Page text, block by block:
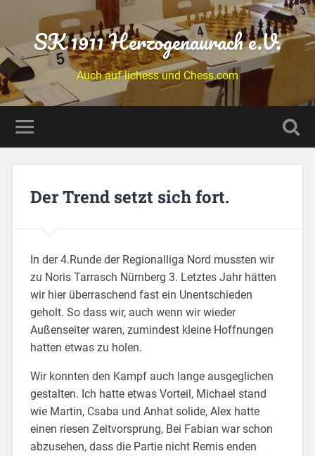
SK 1911 Herzogenaurach e.V.
Auch auf lichess und Chess.com
Der Trend setzt sich fort.
In der 4.Runde der Regionalliga Nord mussten wir
zu Noris Tarrasch Nürnberg 3. Letztes Jahr hätten
wir hier überraschend fast ein Unentschieden
geholt. So dass wir, auch wenn wir wieder
Außenseiter waren, zumindest kleine Hoffnungen
hatten etwas zu holen.
Wir konnten den Kampf auch lange ausgeglichen
gestalten. Ich hatte etwas Vorteil, Michael stand
wie Martin, Csaba und Anhat solide, Alex hatte
einen riesen Zeitvorsprung, Bei Fabian war schon
abzusehen, dass die Partie nicht Remis enden